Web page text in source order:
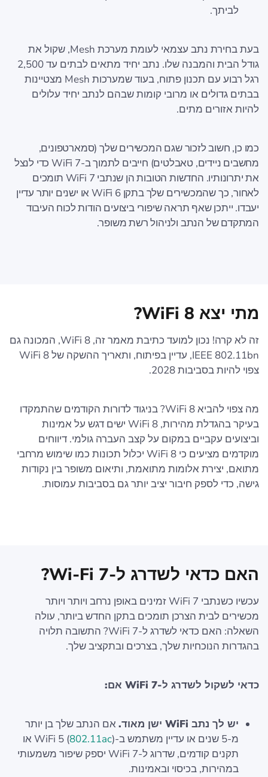
לביתך.
בעת בחירת נתב עצמאי לעומת מערכת Mesh, שקול את
גודל הבית והמבנה שלו. נתב יחיד מתאים לבתים עד 2,500
רגל רבוע עם תכנון פתוח, בעוד שמערכות Mesh מצטיינות
בבתים גדולים או מרובי קומות שבהם לנתב יחיד עלולים
להיות אזורים מתים.
כמו כן, חשוב לזכור שגם המכשירים שלך (סמארטפונים,
מחשבים ניידים, טאבלטים) חייבים לתמוך ב-WiFi 7 כדי לנצל
את יתרונותיו. החדשות הטובות הן שנתבי WiFi 7 תומכים
לאחור, כך שהמכשירים שלך בתקן WiFi 6 או ישנים יותר עדיין
יעבדו. ייתכן שאף תראה שיפורי ביצועים הודות לכוח העיבוד
המתקדם של הנתב ולניהול רשת משופר.
מתי יצא WiFi 8?
זה לא קרה! נכון למועד כתיבת מאמר זה, WiFi 8, המכונה גם
IEEE 802.11bn, עדיין בפיתוח, ותאריך ההשקה של WiFi 8
צפוי להיות בסביבות 2028.
מה צפוי להביא WiFi 8? בניגוד לדורות הקודמים שהתמקדו
בעיקר בהגדלת מהירות, WiFi 8 ישים דגש על אמינות
וביצועים עקביים במקום על קצב העברה גולמי. דיווחים
מוקדמים מציעים כי WiFi 8 יכלול תכונות כמו שימוש מרחבי
מתואם, יצירת אלומות מתואמת, ותיאום משופר בין נקודות
גישה, כדי לספק חיבור יציב יותר גם בסביבות עמוסות.
האם כדאי לשדרג ל-Wi-Fi 7?
עכשיו כשנתבי WiFi 7 זמינים באופן נרחב ויותר ויותר
מכשירים לבית הצרכן תומכים בתקן החדש ביותר, עולה
השאלה: האם כדאי לשדרג ל-WiFi 7? התשובה תלויה
בהגדרות הנוכחיות שלך, בצרכים ובתקציב שלך.
כדאי לשקול לשדרג ל-WiFi 7 אם:
יש לך נתב WiFi ישן מאוד.
אם הנתב שלך בן יותר
מ-5 שנים או עדיין משתמש ב-WiFi 5 (
802.11ac
) או
תקנים קודמים, שדרוג ל-WiFi 7 יספק שיפור משמעותי
במהירות, בכיסוי ובאמינות.